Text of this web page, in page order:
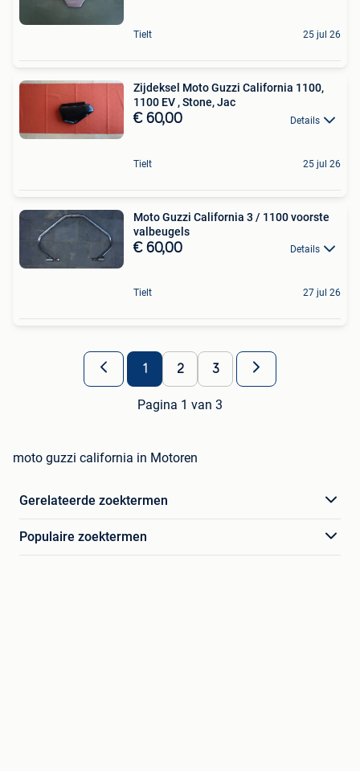
Tielt 25 jul 26
Zijdeksel Moto Guzzi California 1100,
1100 EV , Stone, Jac
€ 60,00 Details
Tielt 25 jul 26
Moto Guzzi California 3 / 1100 voorste
valbeugels
€ 60,00 Details
Tielt 27 jul 26
1 2 3
Pagina 1 van 3
moto guzzi california in Motoren
Gerelateerde zoektermen
Populaire zoektermen